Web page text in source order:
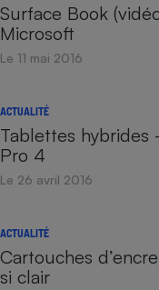
Surface Book
Microsoft
Le 11 mai 2016
ACTUALITÉ
Tablettes hybrides
Pro 4
Le 26 avril 2016
ACTUALITÉ
Cartouches
si clair